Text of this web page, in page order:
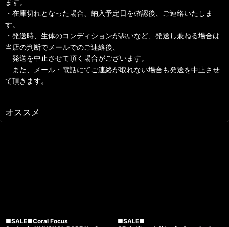
ます。
・在庫切れとなった場合、納入予定日を確認後、ご連絡いたしま
す。
・発送時、生体のコンディションが悪いなど、発送し兼ねる場合は
当店の判断でメールでのご連絡後、
発送を中止させて頂く場合がございます。
また、メール・電話にてご連絡が取れない場合も発送を中止させ
て頂きます。
オススメ
■SALE■Coral Focus
■SALE■